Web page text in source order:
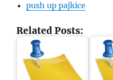
push up pajkice
Related Posts: